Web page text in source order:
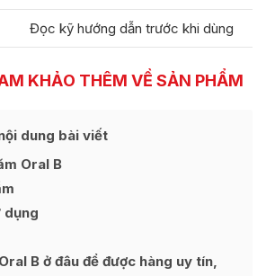
Đọc kỹ hướng dẫn trước khi dùng
KHẢO THÊM VỀ SẢN PHẨM
dung bài viết
Ẩn
Oral B
dụng
B ở đâu để được hàng uy tín,